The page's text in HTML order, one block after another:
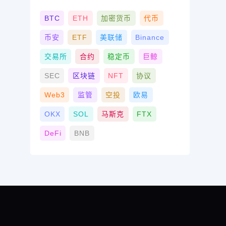
BTC ETH 加密货币 代币
币安 ETF 美联储 Binance
交易所 合约 稳定币 巨鲸
SEC 区块链 NFT 协议
Web3 监管 空投 欧易
OKX SOL 马斯克 FTX
DeFi BNB